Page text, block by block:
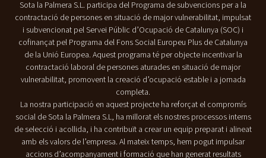
Sota la Palmera S.L. participa del Programa de subvencions per a la
contractació de persones en situació de major vulnerabilitat, impulsat
i subvencionat pel Servei Públic d’Ocupació de Catalunya (SOC) i
cofinançat pel Programa del Fons Social Europeu Plus de Catalunya
de la Unió Europea. Aquest programa té per objecte incentivar la
contractació laboral de persones aturades en situació de major
vulnerabilitat, promovent la creació d’ocupació estable i a jornada
completa.
La nostra participació en aquest projecte ha reforçat el compromís
social de Sota la Palmera S.L, ha millorat els nostres processos interns
de selecció i acollida, i ha contribuït a crear un equip preparat i alineat
amb els valors de l’empresa. Al mateix temps, hem pogut impulsar
accions d’acompanyament i formació que han generat resultats